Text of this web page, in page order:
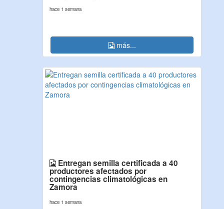
hace 1 semana
más...
Entregan semilla certificada a 40
productores afectados por
contingencias climatológicas en
Zamora
hace 1 semana